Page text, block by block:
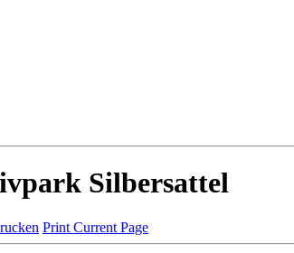
Silbersattel
Print Current Page